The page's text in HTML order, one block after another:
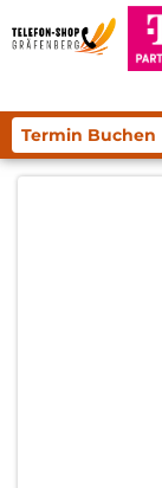
Termin Buchen